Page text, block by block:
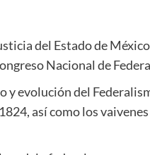
del Estado de
Nacional de
evolución del
así como los